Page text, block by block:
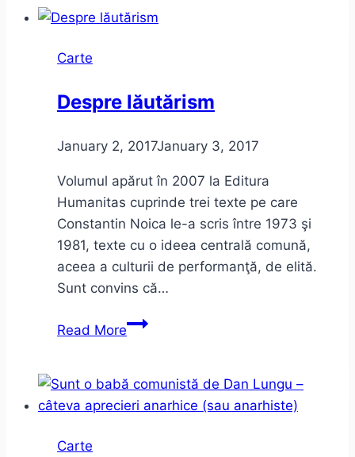
Afganii
Carte
Despre lăutărism
January 2, 2017January 3, 2017
Volumul apărut în 2007 la Editura
Humanitas cuprinde trei texte pe care
Constantin Noica le-a scris între 1973 şi
1981, texte cu o ideea centrală comună,
aceea a culturii de performanţă, de elită.
Sunt convins că…
Read MoreDespre
Carte